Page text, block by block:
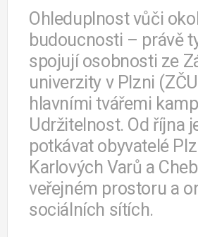
Ohleduplnost vůči
budoucnosti – právě
spojují osobnosti ze
univerzity v Plzni
hlavními tvářemi
Udržitelnost. Od října
potkávat obyvatelé
Karlových Varů a
veřejném prostoru a
sociálních sítích.